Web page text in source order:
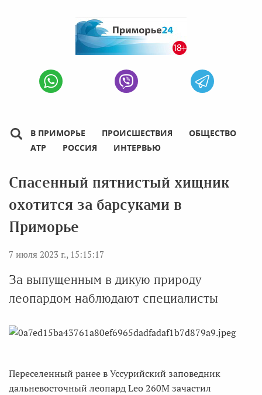
В ПРИМОРЬЕ ПРОИСШЕСТВИЯ
ОБЩЕСТВО
АТР
РОССИЯ ИНТЕРВЬЮ
Спасенный пятнистый хищник
охотится за барсуками в
Приморье
7 июля 2023 г., 15:15:17
За выпущенным в дикую природу
леопардом наблюдают специалисты
Переселенный ранее в Уссурийский заповедник
дальневосточный леопард Leo 260М зачастил